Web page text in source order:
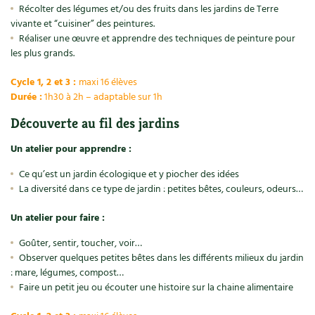
Récolter des légumes et/ou des fruits dans les jardins de Terre
vivante et “cuisiner” des peintures.
Réaliser une œuvre et apprendre des techniques de peinture pour
les plus grands.
Cycle 1, 2 et 3 : maxi 16 élèves
Durée :1h30 à 2h – adaptable sur 1h
Découverte au fil des jardins
Un atelier pour apprendre :
Ce qu’est un jardin écologique et y piocher des idées
La diversité dans ce type de jardin : petites bêtes, couleurs, odeurs…
Un atelier pour faire :
Goûter, sentir, toucher, voir…
Observer quelques petites bêtes dans les différents milieux du jardin
: mare, légumes, compost…
Faire un petit jeu ou écouter une histoire sur la chaine alimentaire